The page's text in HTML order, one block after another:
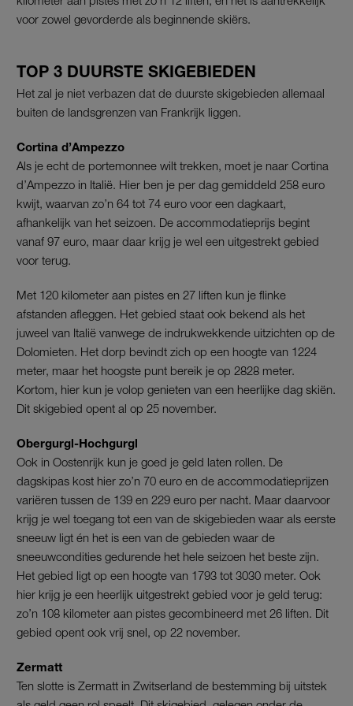
voor zowel gevorderde als beginnende skiërs.
TOP 3 DUURSTE SKIGEBIEDEN
Het zal je niet verbazen dat de duurste skigebieden allemaal
buiten de landsgrenzen van Frankrijk liggen.
Cortina d’Ampezzo
Als je echt de portemonnee wilt trekken, moet je naar Cortina
d’Ampezzo in Italië. Hier ben je per dag gemiddeld 258 euro
kwijt, waarvan zo’n 64 tot 74 euro voor een dagkaart,
afhankelijk van het seizoen. De accommodatieprijs begint
vanaf 97 euro, maar daar krijg je wel een uitgestrekt gebied
voor terug.
Met 120 kilometer aan pistes en 27 liften kun je flinke
afstanden afleggen. Het gebied staat ook bekend als het
juweel van Italië vanwege de indrukwekkende uitzichten op de
Dolomieten. Het dorp bevindt zich op een hoogte van 1224
meter, maar het hoogste punt bereik je op 2828 meter.
Kortom, hier kun je volop genieten van een heerlijke dag skiën.
Dit skigebied opent al op 25 november.
Obergurgl-Hochgurgl
Ook in Oostenrijk kun je goed je geld laten rollen. De
dagskipas kost hier zo’n 70 euro en de accommodatieprijzen
variëren tussen de 139 en 229 euro per nacht. Maar daarvoor
krijg je wel toegang tot een van de skigebieden waar als eerste
sneeuw ligt én het is een van de gebieden waar de
sneeuwcondities gedurende het hele seizoen het beste zijn.
Het gebied ligt op een hoogte van 1793 tot 3030 meter. Ook
hier krijg je een heerlijk uitgestrekt gebied voor je geld terug:
zo’n 108 kilometer aan pistes gecombineerd met 26 liften. Dit
gebied opent ook vrij snel, op 22 november.
Zermatt
Ten slotte is Zermatt in Zwitserland de bestemming bij uitstek